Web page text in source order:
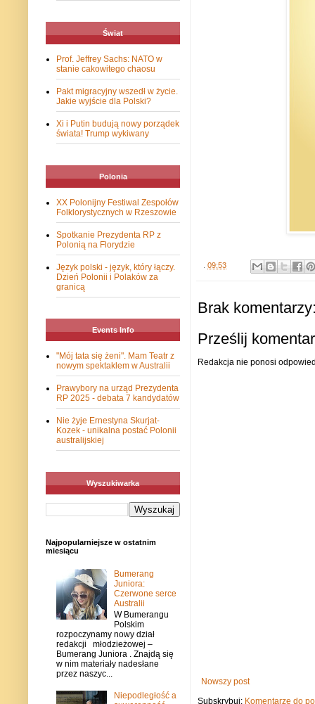
. 09:53
Brak
Prześlij
Redakcja nie ponosi
Nowszy post
Subskrybuj: Komentarze do
Świat
Prof. Jeffrey Sachs: NATO w
stanie cakowitego chaosu
Pakt migracyjny wszedł w życie.
Jakie wyjście dla Polski?
Xi i Putin budują nowy porządek
świata! Trump wykiwany
Polonia
XX Polonijny Festiwal Zespołów
Folklorystycznych w Rzeszowie
Spotkanie Prezydenta RP z
Polonią na Florydzie
Język polski - język, który łączy.
Dzień Polonii i Polaków za
granicą
Events Info
"Mój tata się żeni". Mam Teatr z
nowym spektaklem w Australii
Prawybory na urząd Prezydenta
RP 2025 - debata 7 kandydatów
Nie żyje Ernestyna Skurjat-
Kozek - unikalna postać Polonii
australijskiej
Wyszukiwarka
Najpopularniejsze w ostatnim
miesiącu
Bumerang
Juniora:
Czerwone serce
Australii
W Bumerangu
Polskim
rozpoczynamy nowy dział
redakcji młodzieżowej –
Bumerang Juniora . Znajdą się
w nim materiały nadesłane
przez naszyc...
Niepodległość a